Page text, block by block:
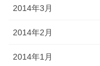
2014年3月
2014年2月
2014年1月